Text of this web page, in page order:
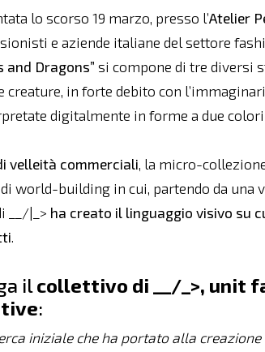
lo scorso 19 marzo, presso l’Atelier
e aziende italiane del settore
and Dragons” si compone di tre diversi
creature, in forte debito con
digitalmente in forme a due
velleità commerciali, la micro-
world-building in cui, partendo da una
__/|_> ha creato il linguaggio visivo su
.
il collettivo di __/_>, unit
:
iniziale che ha portato alla